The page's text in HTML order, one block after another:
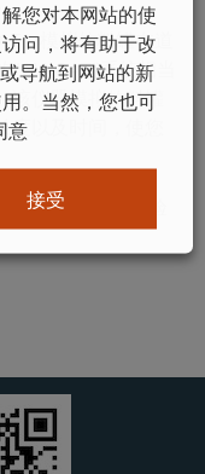
，模拟饮料罐在道
CAT”系统相当
该仪器模拟饮料罐
度以及时间，使您
罐体摩擦试验
您对本网站的使
问，将有助于改
导航到网站的新
。当然，您也可
意
接受